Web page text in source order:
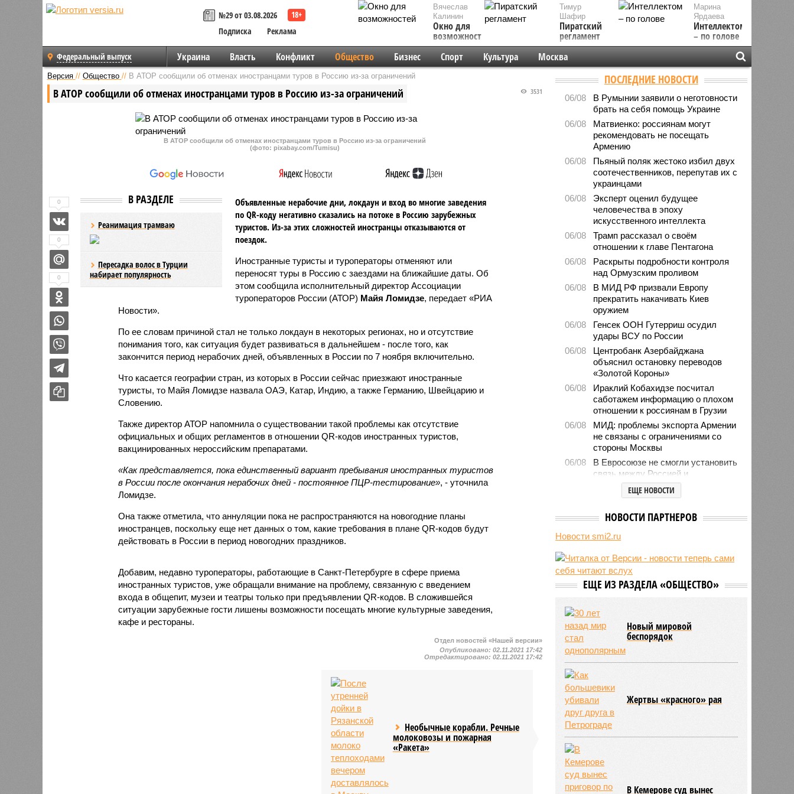
№29 от 03.08.2026
Подписка
Реклама
Вячеслав
Калинин
Окно для
возможностей
Марина
Ярдаева
Интеллектом
– по голове
Тимур
Шафир
Пиратский
регламент
Федеральный выпуск Украина Власть Конфликт Общество Бизнес Спорт Культура Москва
Версия // Общество // В АТОР сообщили об отменах иностранцами туров в Россию из-за ограничений
В АТОР сообщили об отменах иностранцами туров в Россию из-за ограничений 3531
В АТОР сообщили об отменах иностранцами туров в Россию из-за ограничений
(фото: pixabay.com/Tumisu)
В РАЗДЕЛЕ
Реанимация трамваю
Пересадка волос в Турции
набирает популярность
Объявленные нерабочие дни, локдаун и вход во многие заведения
по QR-коду негативно сказались на потоке в Россию зарубежных
туристов. Из-за этих сложностей иностранцы отказываются от
поездок.
Иностранные туристы и туроператоры отменяют или
переносят туры в Россию с заездами на ближайшие даты. Об
этом сообщила исполнительный директор Ассоциации
туроператоров России (АТОР) Майя Ломидзе, передает «РИА
Новости».
По ее словам причиной стал не только локдаун в некоторых регионах, но и отсутствие
понимания того, как ситуация будет развиваться в дальнейшем - после того, как
закончится период нерабочих дней, объявленных в России по 7 ноября включительно.
Что касается географии стран, из которых в России сейчас приезжают иностранные
туристы, то Майя Ломидзе назвала ОАЭ, Катар, Индию, а также Германию, Швейцарию и
Словению.
Также директор АТОР напомнила о существовании такой проблемы как отсутствие
официальных и общих регламентов в отношении QR-кодов иностранных туристов,
вакцинированных нероссийским препаратами.
«Как представляется, пока единственный вариант пребывания иностранных туристов
в России после окончания нерабочих дней - постоянное ПЦР-тестирование», - уточнила
Ломидзе.
Она также отметила, что аннуляции пока не распространяются на новогодние планы
иностранцев, поскольку еще нет данных о том, какие требования в плане QR-кодов будут
действовать в России в период новогодних праздников.
Добавим, недавно туроператоры, работающие в Санкт-Петербурге в сфере приема
иностранных туристов, уже обращали внимание на проблему, связанную с введением
входа в общепит, музеи и театры только при предъявлении QR-кодов. В сложившейся
ситуации зарубежные гости лишены возможности посещать многие культурные заведения,
кафе и рестораны.
0
0
0
Отдел новостей «Нашей версии»
Опубликовано:02.11.2021 17:42
Отредактировано:02.11.2021 17:42
Необычные корабли. Речные
молоковозы и пожарная
«Ракета»
ПОСЛЕДНИЕ НОВОСТИ
06/08
В Румынии заявили о неготовности
брать на себя помощь Украине
06/08
Матвиенко: россиянам могут
рекомендовать не посещать
Армению
06/08
Пьяный поляк жестоко избил двух
соотечественников, перепутав их с
украинцами
06/08
Эксперт оценил будущее
человечества в эпоху
искусственного интеллекта
06/08
Трамп рассказал о своём
отношении к главе Пентагона
06/08
Раскрыты подробности контроля
над Ормузским проливом
06/08
В МИД РФ призвали Европу
прекратить накачивать Киев
оружием
06/08
Генсек ООН Гутерриш осудил
удары ВСУ по России
06/08
Центробанк Азербайджана
объяснил остановку переводов
«Золотой Короны»
06/08
Ираклий Кобахидзе посчитал
саботажем информацию о плохом
отношении к россиянам в Грузии
06/08
МИД: проблемы экспорта Армении
не связаны с ограничениями со
стороны Москвы
06/08
В Евросоюзе не смогли установить
связь между Россией и
миграционным кризисом в Сеуте
Ямпольская объяснила причины
ведущие вузы страны
06/08
Euractiv: закрытие границы с
экономики Финляндии
06/08
Минобрнауки осенью примет
решение о правилах приёма на
ЕЩЕ НОВОСТИ
НОВОСТИ ПАРТНЕРОВ
Новости smi2.ru
ЕЩЕ ИЗ РАЗДЕЛА «ОБЩЕСТВО»
Новый мировой
беспорядок
Жертвы «красного» рая
В Кемерове суд вынес